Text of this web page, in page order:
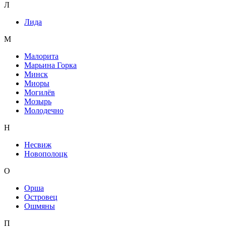
Л
Лида
М
Малорита
Марьина Горка
Минск
Миоры
Могилёв
Мозырь
Молодечно
Н
Несвиж
Новополоцк
О
Орша
Островец
Ошмяны
П